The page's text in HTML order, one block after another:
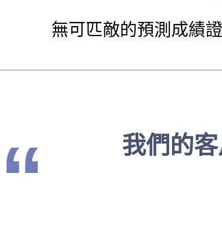
無可匹敵的預測成績
我們的
“